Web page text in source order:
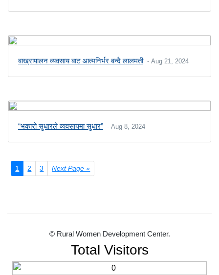
बाख्रापालन व्यवसाय बाट आत्मनिर्भर बन्दै लालमती - Aug 21, 2024
“भकारो सुधारले व्यवसायमा सुधार” - Aug 8, 2024
1 2 3 Next Page »
© Rural Women Development Center.
Total Visitors